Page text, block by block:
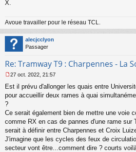
X.
Avoue travailler pour le réseau TCL.
alecjcclyon
Passager
Re: Tramway T9 : Charpennes - La
e
s
g
e
n
o
n
27 oct. 2022, 21:57
Est il prévu d'allonger les quais entre
pour accueillir deux rames à quai
?
Ce serait également bien de mettre une voie
comme RX en cas de pannes d'une rame sur
serait à définir entre Charpennes et Croix
J'imagine que les cycles des feux de
secteur vont être...comment dire ? courts